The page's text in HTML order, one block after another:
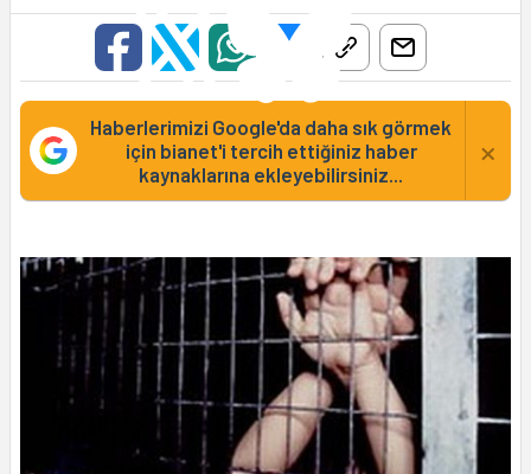
Haberlerimizi Google'da daha sık görmek
için bianet'i tercih ettiğiniz haber
kaynaklarına ekleyebilirsiniz...
×